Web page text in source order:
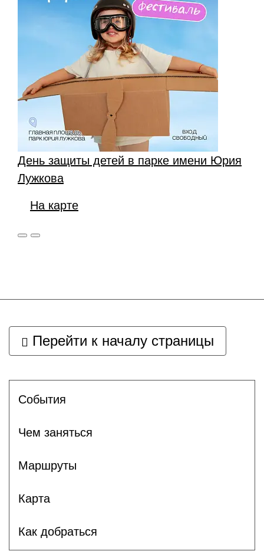
День защиты детей в парке имени Юрия
Лужкова
На карте
Перейти к началу страницы
Cобытия
Чем заняться
Маршруты
Карта
Как добраться